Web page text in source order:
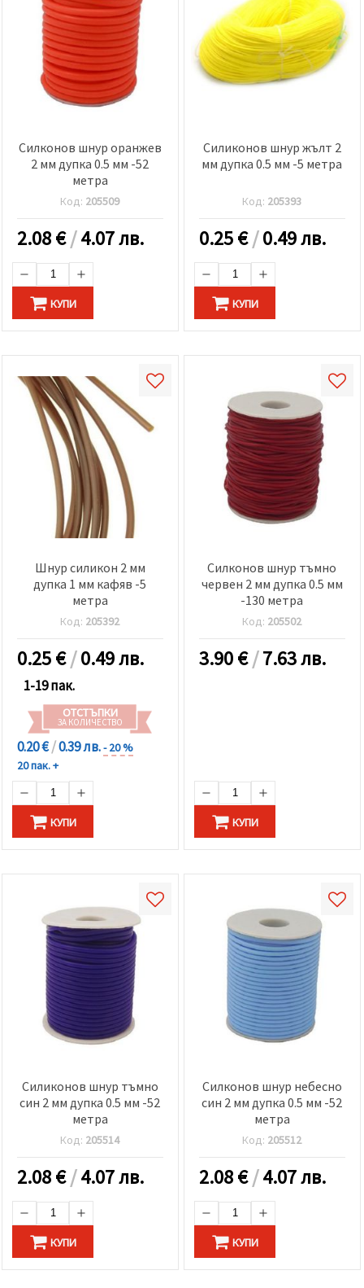
Силконов шнур оранжев
2 мм дупка 0.5 мм -52
метра
Код: 205509
2.08€/4.07 лв.
КУПИ
Силиконов шнур жълт 2
мм дупка 0.5 мм -5 метра
Код: 205393
0.25€/0.49 лв.
КУПИ
Шнур силикон 2 мм
дупка 1 мм кафяв -5
метра
Код: 205392
0.25€/0.49 лв.
1-19 пак.
ОТСТЪПКИ
ЗА КОЛИЧЕСТВО
0.20 €/0.39 лв.- 20 %
20 пак. +
КУПИ
Силконов шнур тъмно
червен 2 мм дупка 0.5 мм
-130 метра
Код: 205502
3.90€/7.63 лв.
КУПИ
Силиконов шнур тъмно
син 2 мм дупка 0.5 мм -52
метра
Код: 205514
2.08€/4.07 лв.
КУПИ
Силконов шнур небесно
син 2 мм дупка 0.5 мм -52
метра
Код: 205512
2.08€/4.07 лв.
КУПИ